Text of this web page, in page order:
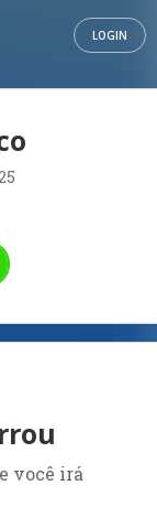
LOGIN
você irá